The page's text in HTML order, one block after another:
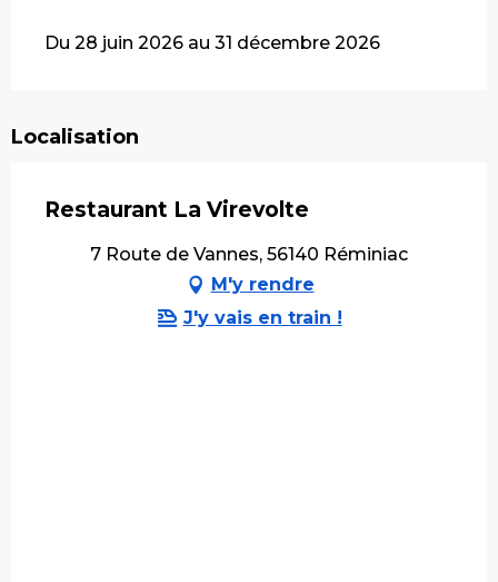
Du 28 juin 2026 au 31 décembre 2026
Localisation
Restaurant La Virevolte
7 Route de Vannes, 56140 Réminiac
M'y rendre
J'y vais en train !